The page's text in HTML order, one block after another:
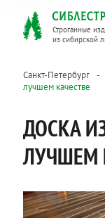
Строганные
из сибирской
Санкт-Петербург
лучшем качестве
ДОСКА
ЛУЧШЕМ